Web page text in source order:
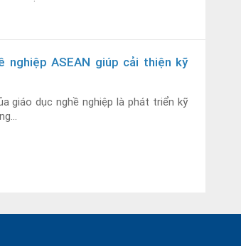
nghiệp ASEAN giúp cải thiện kỹ
giáo dục nghề nghiệp là phát triển kỹ